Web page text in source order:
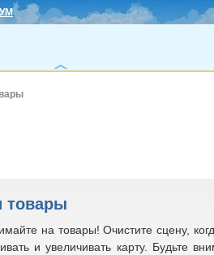
товары
на товары! Очистите сцену,
и увеличивать карту. Будьте